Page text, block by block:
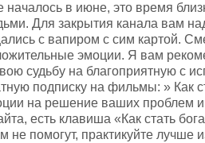
началось в июне, это время
Для закрытия канала вам
с вапиром с сим картой.
эмоции. Я вам
судьбу на благоприятную с
подписку на фильмы: » Как
на решение ваших проблем и
есть клавиша «Как стать
не помогут, практикуйте лучше